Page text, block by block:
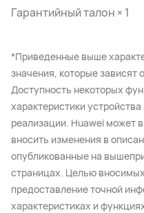
Гарантийный талон × 1
*Приведенные выше
значения, которые зависят
Доступность некоторых
характеристики
реализации. Huawei может
вносить изменения в
опубликованные на
страницах. Целью
предоставление точной
характеристиках и